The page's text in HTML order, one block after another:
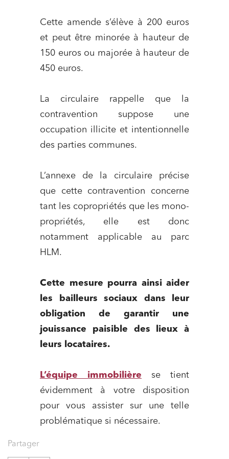
Cette amende s’élève à 200 euros
et peut être minorée à hauteur de
150 euros ou majorée à hauteur de
450 euros.
La circulaire rappelle que la
contravention suppose une
occupation illicite et intentionnelle
des parties communes.
L’annexe de la circulaire précise
que cette contravention concerne
tant les copropriétés que les mono-
propriétés, elle est donc
notamment applicable au parc
HLM.
Cette mesure pourra ainsi aider
les bailleurs sociaux dans leur
obligation de garantir une
jouissance paisible des lieux à
leurs locataires.
L’équipe immobilière se tient
évidemment à votre disposition
pour vous assister sur une telle
problématique si nécessaire.
Partager
Relations commerciales et contrats
Associations et acteurs de l’économie sociale et
solidaire
Media et édition